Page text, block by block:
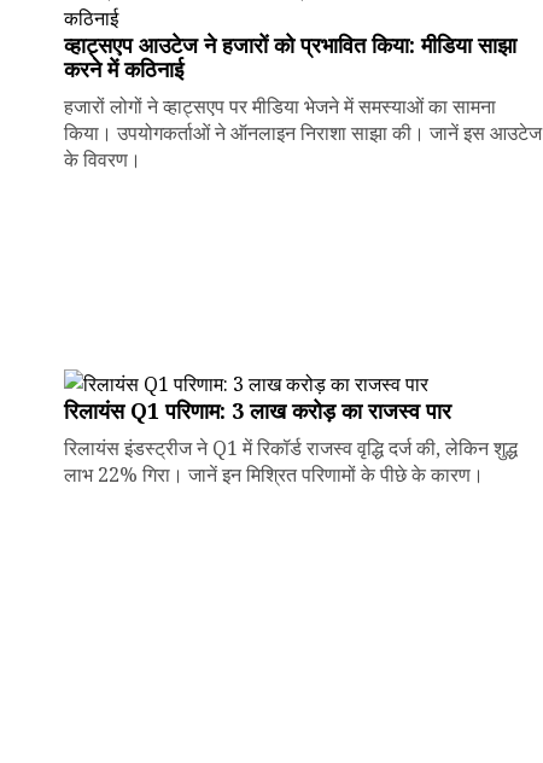
व्हाट्सएप आउटेज ने हजारों को प्रभावित किया: मीडिया साझा
करने में कठिनाई
हजारों लोगों ने व्हाट्सएप पर मीडिया भेजने में समस्याओं का सामना
किया। उपयोगकर्ताओं ने ऑनलाइन निराशा साझा की। जानें इस आउटेज
के विवरण।
रिलायंस Q1 परिणाम: ₹3 लाख करोड़ का राजस्व पार
रिलायंस इंडस्ट्रीज ने Q1 में रिकॉर्ड राजस्व वृद्धि दर्ज की, लेकिन शुद्ध
लाभ 22% गिरा। जानें इन मिश्रित परिणामों के पीछे के कारण।